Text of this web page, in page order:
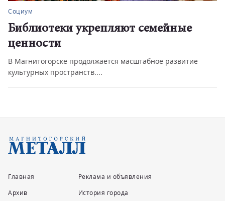
Социум
Библиотеки укрепляют семейные
ценности
В Магнитогорске продолжается масштабное развитие
культурных пространств....
Главная
Архив
Реклама и объявления
История города